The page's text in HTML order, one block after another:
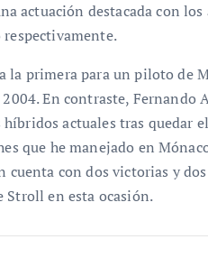
actuación destacada con
primera para un piloto de
En contraste, Fernando
actuales tras quedar
que he manejado en
con dos victorias y
Stroll en esta ocasión.